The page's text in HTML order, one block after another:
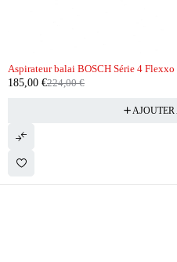
Aspirateur balai BOSCH Série 4
224,00€
185,00 €